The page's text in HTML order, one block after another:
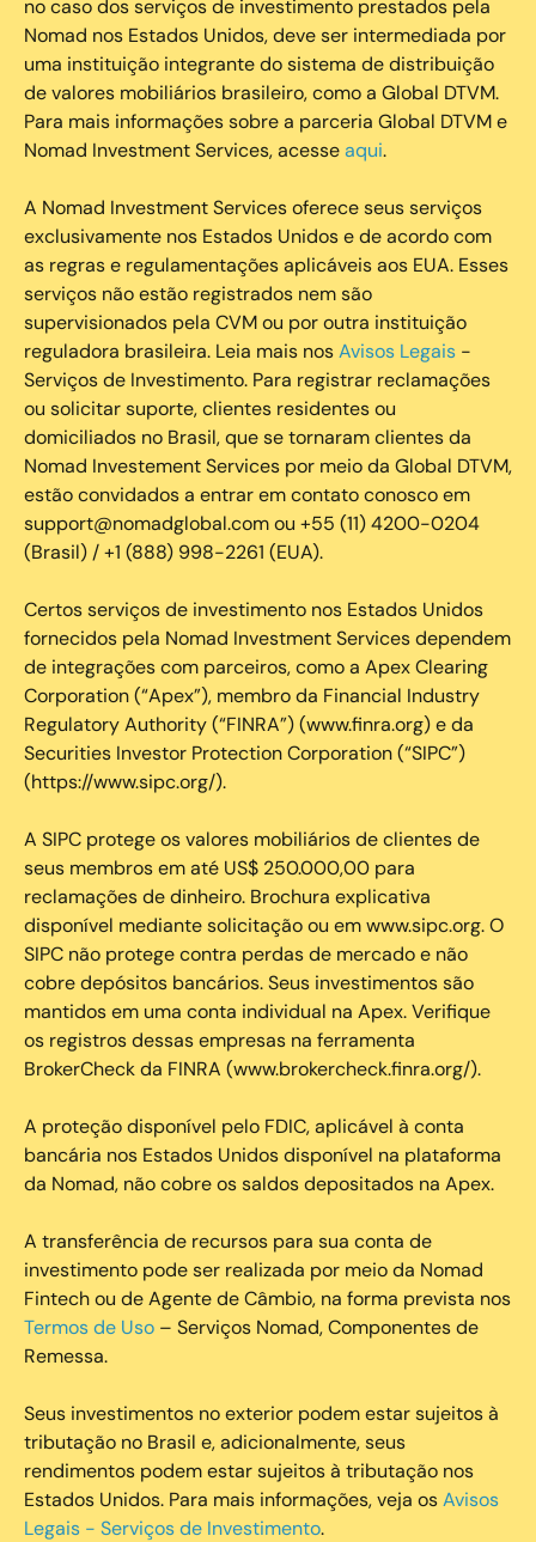
no caso dos serviços de investimento prestados pela
Nomad nos Estados Unidos, deve ser intermediada por
uma instituição integrante do sistema de distribuição
de valores mobiliários brasileiro, como a Global DTVM.
Para mais informações sobre a parceria Global DTVM e
Nomad Investment Services, acesseaqui.
A Nomad Investment Services oferece seus serviços
exclusivamente nos Estados Unidos e de acordo com
as regras e regulamentações aplicáveis aos EUA. Esses
serviços não estão registrados nem são
supervisionados pela CVM ou por outra instituição
reguladora brasileira. Leia mais nosAvisos Legais -
Serviços de Investimento. Para registrar reclamações
ou solicitar suporte, clientes residentes ou
domiciliados no Brasil, que se tornaram clientes da
Nomad Investement Services por meio da Global DTVM,
estão convidados a entrar em contato conosco em
support@nomadglobal.com ou +55 (11) 4200-0204
(Brasil) / +1 (888) 998-2261 (EUA).
Certos serviços de investimento nos Estados Unidos
fornecidos pela Nomad Investment Services dependem
de integrações com parceiros, como a Apex Clearing
Corporation (“Apex”), membro da Financial Industry
Regulatory Authority (“FINRA”) (www.finra.org) e da
Securities Investor Protection Corporation (“SIPC”)
(https://www.sipc.org/).
A SIPC protege os valores mobiliários de clientes de
seus membros em até US$ 250.000,00 para
reclamações de dinheiro. Brochura explicativa
disponível mediante solicitação ou em www.sipc.org. O
SIPC não protege contra perdas de mercado e não
cobre depósitos bancários. Seus investimentos são
mantidos em uma conta individual na Apex. Verifique
os registros dessas empresas na ferramenta
BrokerCheck da FINRA (www.brokercheck.finra.org/).
A proteção disponível pelo FDIC, aplicável à conta
bancária nos Estados Unidos disponível na plataforma
da Nomad, não cobre os saldos depositados na Apex.
A transferência de recursos para sua conta de
investimento pode ser realizada por meio da Nomad
Fintech ou de Agente de Câmbio, na forma prevista nos
Termos de Uso – Serviços Nomad, Componentes de
Remessa.
Seus investimentos no exterior podem estar sujeitos à
tributação no Brasil e, adicionalmente, seus
rendimentos podem estar sujeitos à tributação nos
Estados Unidos. Para mais informações, veja osAvisos
Legais - Serviços de Investimento.